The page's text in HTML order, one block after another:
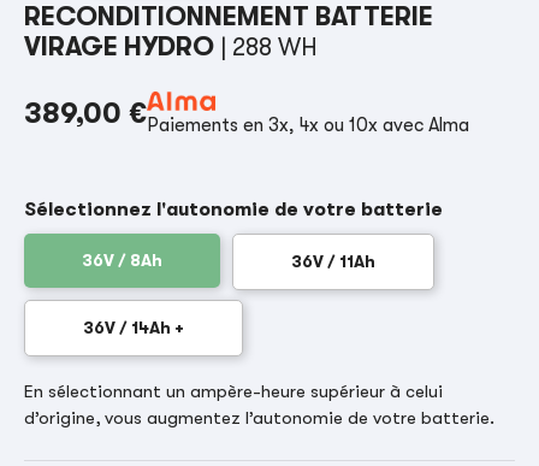
RECONDITIONNEMENT BATTERIE
VIRAGE HYDRO
| 288 WH
389,00 €Paiements en 3x, 4x ou 10x avec Alma
Sélectionnez l'autonomie de votre batterie
36V / 8Ah 36V / 11Ah
36V / 14Ah +
En sélectionnant un ampère-heure supérieur à celui
d’origine, vous augmentez l’autonomie de votre batterie.